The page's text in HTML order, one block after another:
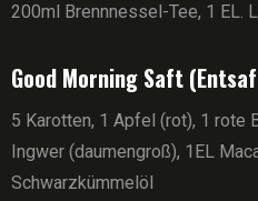
200ml Brennnessel-Tee, 1 EL.
Good Morning Saft
5 Karotten, 1 Apfel (rot), 1 rote
Ingwer (daumengroß), 1EL
Schwarzkümmelöl